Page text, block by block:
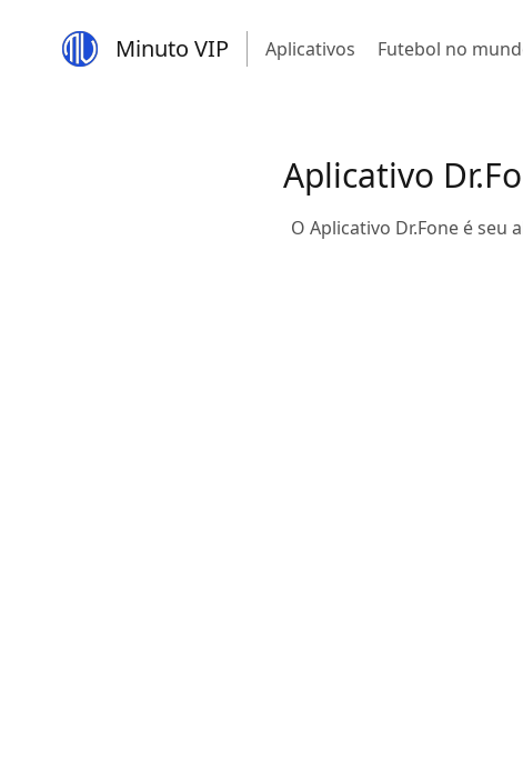
Minuto VIP Aplicativos Futebol no
Aplicativo
O Aplicativo Dr.Fone é